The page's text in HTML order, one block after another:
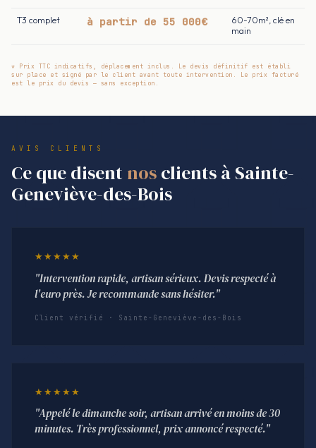
T3 complet à partir de 55 000€
60-70m², clé en
main
* Prix TTC indicatifs, déplacement inclus. Le devis définitif est établi
sur place et signé par le client avant toute intervention. Le prix facturé
est le prix du devis — sans exception.
AVIS CLIENTS
Ce que disent nosclients à Sainte-
Geneviève-des-Bois
★★★★★
"Intervention rapide, artisan sérieux. Devis respecté à
l'euro près. Je recommande sans hésiter."
Client vérifié · Sainte-Geneviève-des-Bois
★★★★★
"Appelé le dimanche soir, artisan arrivé en moins de 30
minutes. Très professionnel, prix annoncé respecté."